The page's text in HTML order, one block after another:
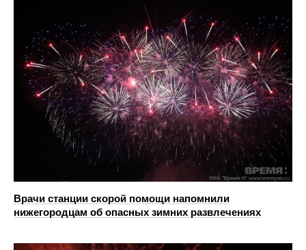
Врачи станции скорой помощи напомнили
нижегородцам об опасных зимних развлечениях